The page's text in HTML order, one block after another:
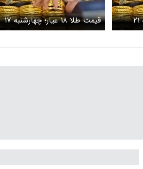
قیمت طلا؛ ظهر یکشنبه ۲۱
قیمت طلا ۱۸ عیار؛ چهارشنبه ۱۷
اردیبهشت